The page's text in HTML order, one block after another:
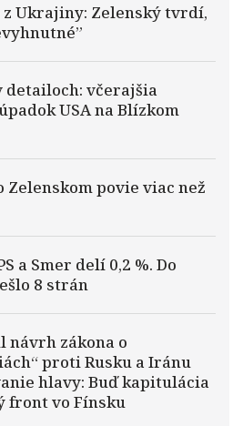
Ukrajiny: Zelenský tvrdí,
detailoch: včerajšia
USA na Blízkom
Zelenskom povie viac než
a Smer delí 0,2 %. Do
8 strán
návrh zákona o
proti Rusku a Iránu
hlavy: Buď kapitulácia
front vo Fínsku